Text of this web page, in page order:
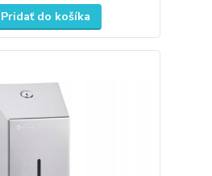
Pridať do košíka